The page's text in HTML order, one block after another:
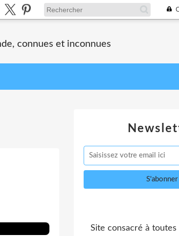
connues et inconnues
Site consacré à toutes